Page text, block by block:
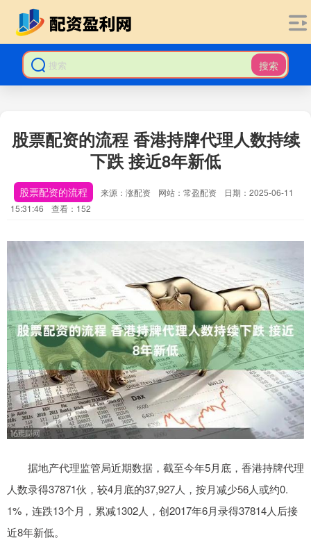
搜索
股票配资的流程 香港持牌代理人数持续
下跌 接近8年新低
股票配资的流程 来源：涨配资 网站：常盈配资
日期：2025-06-11
15:31:46
查看：152
据地产代理监管局近期数据，截至今年5月底，香港持牌代理
人数录得37871伙，较4月底的37,927人，按月减少56人或约0.
1%，连跌13个月，累减1302人，创2017年6月录得37814人后接
近8年新低。